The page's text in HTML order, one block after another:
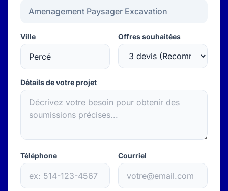
Ville Offres souhaitées
Détails de votre projet
Téléphone Courriel